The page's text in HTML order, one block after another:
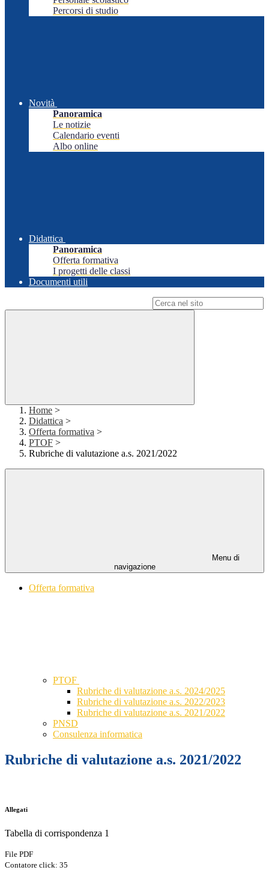
Percorsi di studio
Novità
Panoramica
Le notizie
Calendario eventi
Albo online
Didattica
Panoramica
Offerta formativa
I progetti delle classi
Documenti utili
Home >
Didattica >
Offerta formativa >
PTOF >
Rubriche di valutazione a.s. 2021/2022
Menu di
navigazione
Offerta formativa
PTOF
Rubriche di valutazione a.s. 2024/2025
Rubriche di valutazione a.s. 2022/2023
Rubriche di valutazione a.s. 2021/2022
PNSD
Consulenza informatica
Rubriche di valutazione a.s. 2021/2022
Allegati
Tabella di corrispondenza 1
File PDF
Contatore click: 35